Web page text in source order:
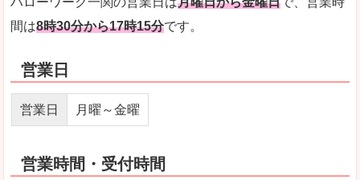
間は8時30分から17時15分です。
営業日
営業日 月曜～金曜
営業時間・受付時間